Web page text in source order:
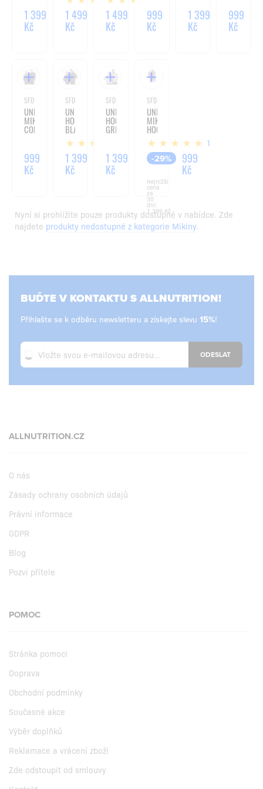
BLACK
1 399
Kč
BLUE
1 499
Kč
BLACK
1 499
Kč
999
Kč
BEIGE
1 399
Kč
999
Kč
SFD WEAR
UNISEX
MIKINA
CORE
999
Kč
SFD WEAR
UNISEX
HOODIE
BLACK
1 399
Kč
SFD WEAR
UNISEX
HOODIE
GREY
1 399
Kč
SFD WEAR
UNISEX
MIKINA
HOODIE
CORE
OVERSIZE
VIOLET
1
-29% 999
Kč
Nejnižší
cena
za
30
dní:
1 399 Kč
Nyní si prohlížíte pouze produkty dostupné v nabídce. Zde
najdete produkty nedostupné z kategorie Mikiny.
BUĎTE V KONTAKTU S ALLNUTRITION!
Přihlašte se k odběru newsletteru a získejte slevu !
ODESLAT
ALLNUTRITION.CZ
O nás
Zásady ochrany osobních údajů
Právní informace
GDPR
Blog
Pozvi přítele
POMOC
Stránka pomoci
Doprava
Obchodní podmínky
Současné akce
Výběr doplňků
Reklamace a vrácení zboží
Zde odstoupit od smlouvy